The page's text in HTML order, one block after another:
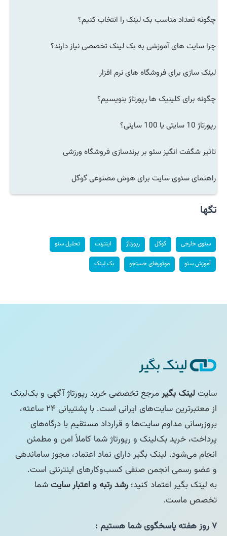
چگونه تعداد مناسب بک لینک را انتخاب کنیم؟
چرا سایت های آموزشی به بک لینک تخصصی نیاز دارند؟
لینک سازی برای فروشگاه های نرم افزار
چگونه برای کلینیک ها رپورتاژ بنویسیم؟
رپورتاژ 10 سایتی یا 100 سایتی؟
تاثیر شگفت انگیز سئو بر برندسازی فروشگاه ورزشی
راهنمای سئوی سایت برای هوش مصنوعی گوگل
تگها
سئوی خارجی گوگل رپورتاژ اینترنت تحلیل سئو
آموزش سئو موتورهای جستجو بک لینک
سایتلینک بگیرمرجع تخصصی خرید رپورتاژ آگهی و بک‌لینک
از معتبرترین سایت‌های ایرانی است. با پشتیبانی ۲۴ ساعته،
بروزرسانی مداوم سایت‌ها و قرارداد مستقیم با درگاه‌های
پرداخت، خرید بک‌لینک و رپورتاژ شما کاملاً امن و مطمئن
انجام می‌شود. لینک بگیر دارای نماد اعتماد، مجوز ساماندهی
و عضو رسمی انجمن صنفی کسب‌وکارهای اینترنتی است.
به لینک بگیر اعتماد کنید؛ رشد رتبه و اعتبار سایتشما
تخصص ماست.
۷ روز هفته پاسخگوی شما هستیم :